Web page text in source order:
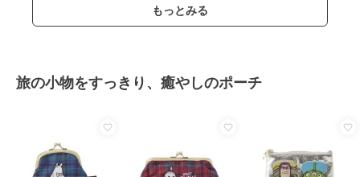
もっとみる
旅の小物をすっきり、癒やしのポーチ